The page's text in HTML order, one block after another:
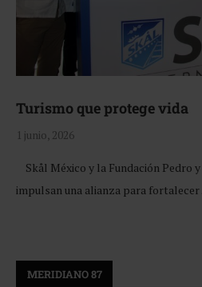
Turismo que protege vida
1 junio, 2026
Skål México y la Fundación Pedro
impulsan una alianza para
MERIDIANO 87